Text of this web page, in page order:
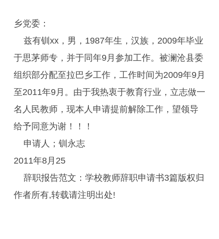
乡党委：
兹有钏xx，男，1987年生，汉族，2009年毕业
于思茅师专，并于同年9月参加工作。被澜沧县委
组织部分配至拉巴乡工作，工作时间为2009年9月
至2011年9月。由于我热衷于教育行业，立志做一
名人民教师，现本人申请提前解除工作，望领导
给予同意为谢！！！
申请人；钏永志
2011年8月25
辞职报告范文：学校教师辞职申请书3篇版权归
作者所有,转载请注明出处!